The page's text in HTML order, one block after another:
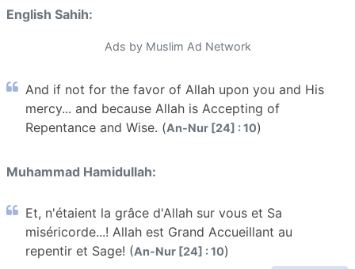
English Sahih:
Ads by Muslim Ad Network
And if not for the favor of Allah upon you and His
mercy... and because Allah is Accepting of
Repentance and Wise. (An-Nur [24] : 10)
Muhammad Hamidullah:
Et, n'étaient la grâce d'Allah sur vous et Sa
miséricorde...! Allah est Grand Accueillant au
repentir et Sage! (An-Nur [24] : 10)